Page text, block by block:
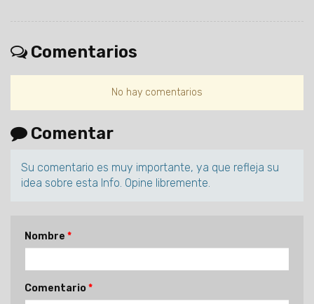
Comentarios
No hay comentarios
Comentar
Su comentario es muy importante, ya que refleja su
idea sobre esta Info. Opine libremente.
Nombre
Comentario